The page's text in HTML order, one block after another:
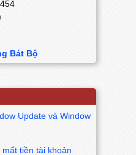
Bát Bộ
Update và Window
tiền tài khoản